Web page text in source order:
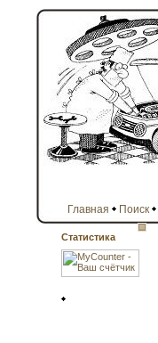
Главная Поиск
Статистика